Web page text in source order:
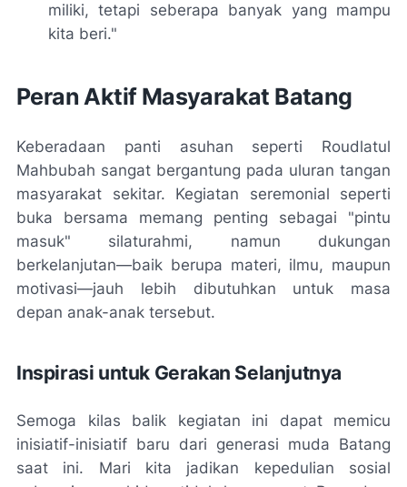
miliki, tetapi seberapa banyak yang mampu
kita beri."
Peran Aktif Masyarakat Batang
Keberadaan panti asuhan seperti Roudlatul
Mahbubah sangat bergantung pada uluran tangan
masyarakat sekitar. Kegiatan seremonial seperti
buka bersama memang penting sebagai "pintu
masuk" silaturahmi, namun dukungan
berkelanjutan—baik berupa materi, ilmu, maupun
motivasi—jauh lebih dibutuhkan untuk masa
depan anak-anak tersebut.
Inspirasi untuk Gerakan Selanjutnya
Semoga kilas balik kegiatan ini dapat memicu
inisiatif-inisiatif baru dari generasi muda Batang
saat ini. Mari kita jadikan kepedulian sosial